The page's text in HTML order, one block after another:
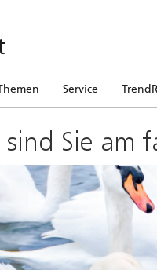
Service
Sie am